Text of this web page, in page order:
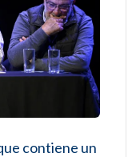
contiene un